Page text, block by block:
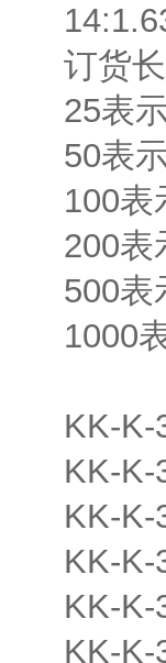
订货
25表
50表
100表
200表
500表
1000
KK-K-
KK-K-
KK-K-
KK-K-
KK-K-
KK-K-